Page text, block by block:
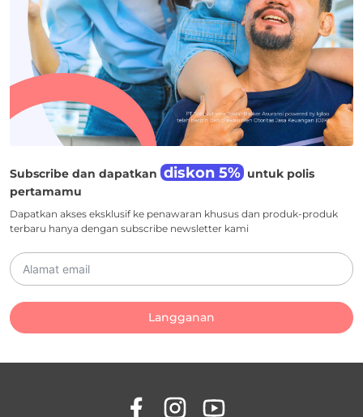
Subscribe dan dapatkan diskon 5% untuk polis
pertamamu
Dapatkan akses eksklusif ke penawaran khusus dan produk-produk
terbaru hanya dengan subscribe newsletter kami
Langganan